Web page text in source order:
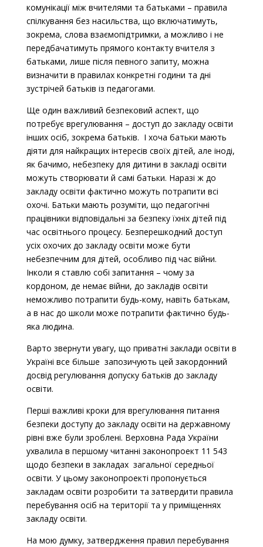
комунікації між вчителями та батьками – правила
спілкування без насильства, що включатимуть,
зокрема, слова взаємопідтримки, а можливо і не
передбачатимуть прямого контакту вчителя з
батьками, лише після певного запиту, можна
визначити в правилах конкретні години та дні
зустрічей батьків із педагогами.
Ще один важливий безпековий аспект, що
потребує врегулювання – доступ до закладу освіти
інших осіб, зокрема батьків. І хоча батьки мають
діяти для найкращих інтересів своїх дітей, але іноді,
як бачимо, небезпеку для дитини в закладі освіти
можуть створювати й самі батьки. Наразі ж до
закладу освіти фактично можуть потрапити всі
охочі. Батьки мають розуміти, що педагогічні
працівники відповідальні за безпеку їхніх дітей під
час освітнього процесу. Безперешкодний доступ
усіх охочих до закладу освіти може бути
небезпечним для дітей, особливо під час війни.
Інколи я ставлю собі запитання – чому за
кордоном, де немає війни, до закладів освіти
неможливо потрапити будь-кому, навіть батькам,
а в нас до школи може потрапити фактично будь-
яка людина.
Варто звернути увагу, що приватні заклади освіти в
Україні все більше запозичують цей закордонний
досвід регулювання допуску батьків до закладу
освіти.
Перші важливі кроки для врегулювання питання
безпеки доступу до закладу освіти на державному
рівні вже були зроблені. Верховна Рада України
ухвалила в першому читанні законопроект 11 543
щодо безпеки в закладах загальної середньої
освіти. У цьому законопроекті пропонується
закладам освіти розробити та затвердити правила
перебування осіб на території та у приміщеннях
закладу освіти.
На мою думку, затвердження правил перебування